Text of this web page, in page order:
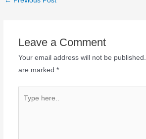
Leave a Comment
Your email address will not be published.
are marked *